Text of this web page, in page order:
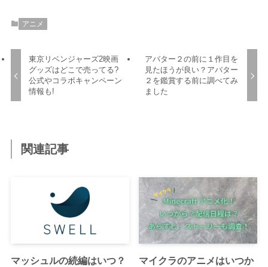
アニメ
東京リベンジャーズ2映画
グッズはどこで売ってる?
公式やコラボキャンペーン
情報も!
アバター２の前に１作目を
見たほうが良い？アバター
２を鑑賞する前に調べてみ
ました
関連記事
マッシュルの続編はいつ？
マイクラのアニメはいつか